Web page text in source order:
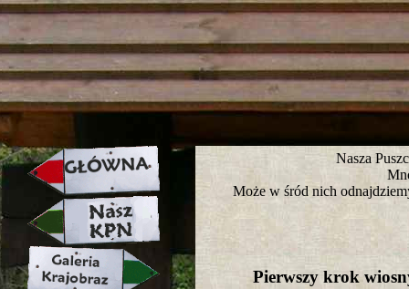
strona w naprawie zapraszamy
Nasza
Może w śród nich
Pierwszy krok